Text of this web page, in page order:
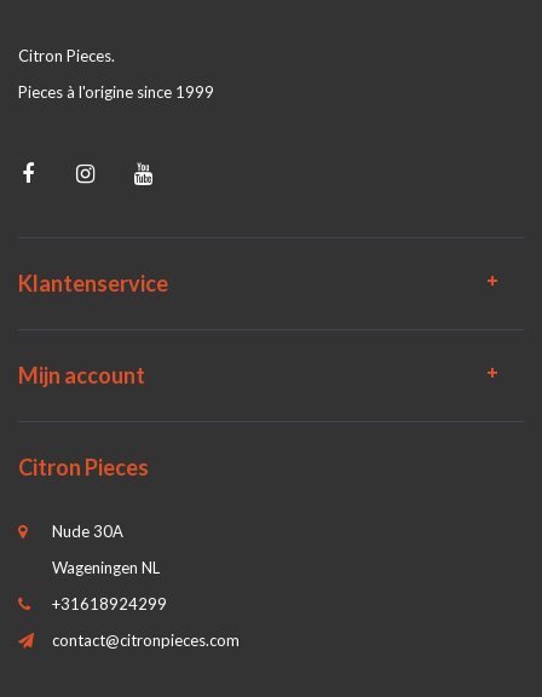
Citron Pieces.
Pieces à l'origine since 1999
Klantenservice
Mijn account
Citron Pieces
Nude 30A
Wageningen NL
+31618924299
contact@citronpieces.com